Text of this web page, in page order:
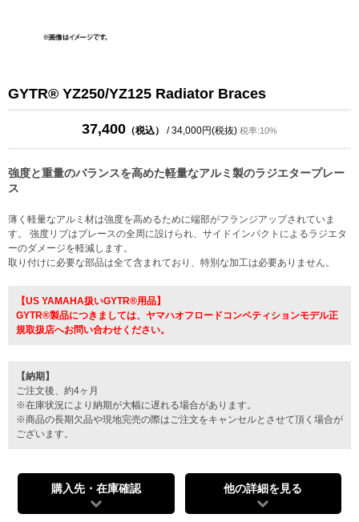
GYTR® YZ250/YZ125 Radiator Braces
37,400 （税込） / 34,000円(税抜) 税率:10%
強度と重量のバランスを高めた軽量なアルミ製のラジエタープレー
ス
薄く軽量なアルミ材は強度を高めるために端部がフランジアップされていま
す。 強度リブはブレースの全周に設けられ、サイドインパクトによるラジエタ
ーのダメージを軽減します。
取り付けに必要な部品は全て含まれており、特別な加工は必要ありません。
【US YAMAHA扱いGYTR®用品】
GYTR®製品につきましては、ヤマハオフロードコンペティションモデル正
規取扱店へお問い合わせください。
【納期】
ご注文後、約4ヶ月
※在庫状況により納期が大幅に遅れる場合があります。
※商品の長期欠品や現地完売の際はご注文をキャンセルとさせて頂く場合が
ございます。
購入先・在庫確認 他の詳細を見る